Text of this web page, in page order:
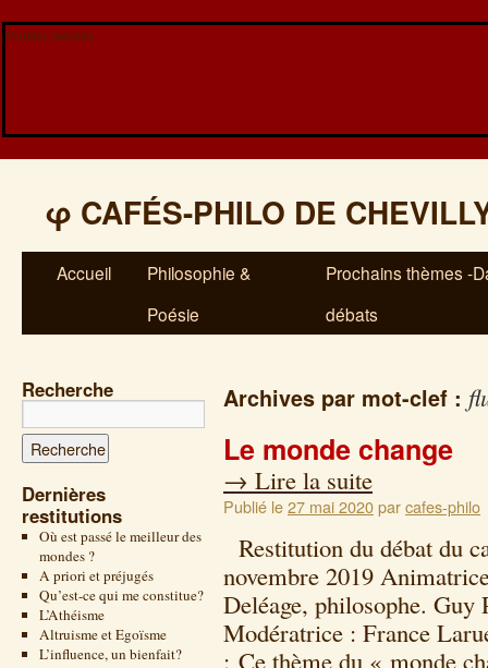
Veuillez patienter...
φ CAFÉS-PHILO DE
Accueil
Philosophie &
Poésie
Prochains thèmes -
débats
Recherche
Dernières
restitutions
Où est passé le meilleur des
mondes ?
A priori et préjugés
Qu’est-ce qui me constitue?
L’Athéisme
Altruisme et Egoïsme
L’influence, un bienfait?
Archives par mot-clef :
Le monde change
→ Lire la suite
Publié le27 mai 2020parcafes-philo
Restitution du débat du
novembre 2019
Deléage, philosophe.
Modératrice : France
: Ce thème du « monde